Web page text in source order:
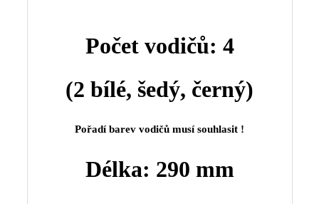
Počet vodičů: 4
(2 bílé, šedý, černý)
Pořadí barev vodičů musí souhlasit !
Délka: 290 mm